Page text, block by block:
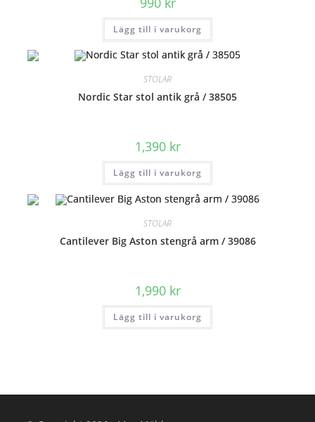
Lägg till i varukorg
STOLAR
Nordic Star stol antik grå / 38505
1,390 kr
Lägg till i varukorg
STOLAR
Cantilever Big Aston stengrå arm / 39086
1,990 kr
Lägg till i varukorg